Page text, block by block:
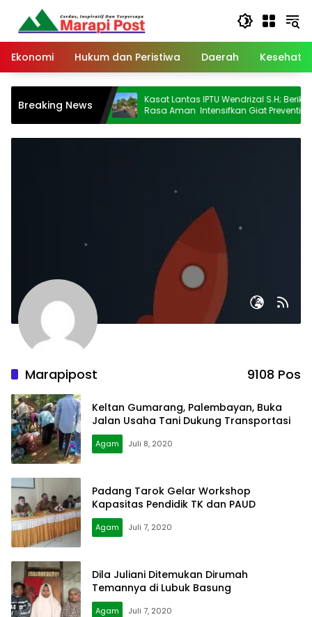
Langsung
konten
Ekonomi
Hukum dan Peristiwa Daerah
Breaking News
Paripurna
PPAS Tahun
Kasat Lantas IPTU Wendrizal S.H; Berikan
Rasa Aman Intensifkan Giat Preventif
Pagi
Marapipost 9108 Pos
Keltan Gumarang, Palembayan, Buka
Jalan Usaha Tani Dukung Transportasi
Agam Juli 8, 2020
Padang Tarok Gelar Workshop
Kapasitas Pendidik TK dan PAUD
Agam Juli 7, 2020
Dila Juliani Ditemukan Dirumah
Temannya di Lubuk Basung
Agam Juli 7, 2020